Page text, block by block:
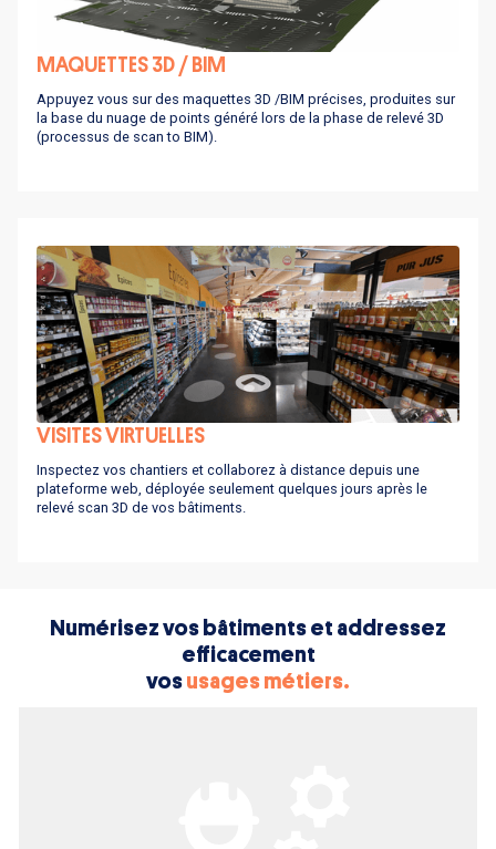
MAQUETTES 3D / BIM
Appuyez vous sur des maquettes 3D /BIM précises, produites sur
la base du nuage de points généré lors de la phase de relevé 3D
(processus de scan to BIM).
VISITES VIRTUELLES
Inspectez vos chantiers et collaborez à distance depuis une
plateforme web, déployée seulement quelques jours après le
relevé scan 3D de vos bâtiments.
Numérisez vos bâtiments et addressez
efficacement
vosusages métiers.